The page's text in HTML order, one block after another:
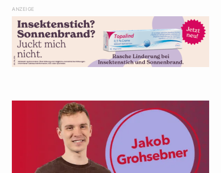
ANZEIGE